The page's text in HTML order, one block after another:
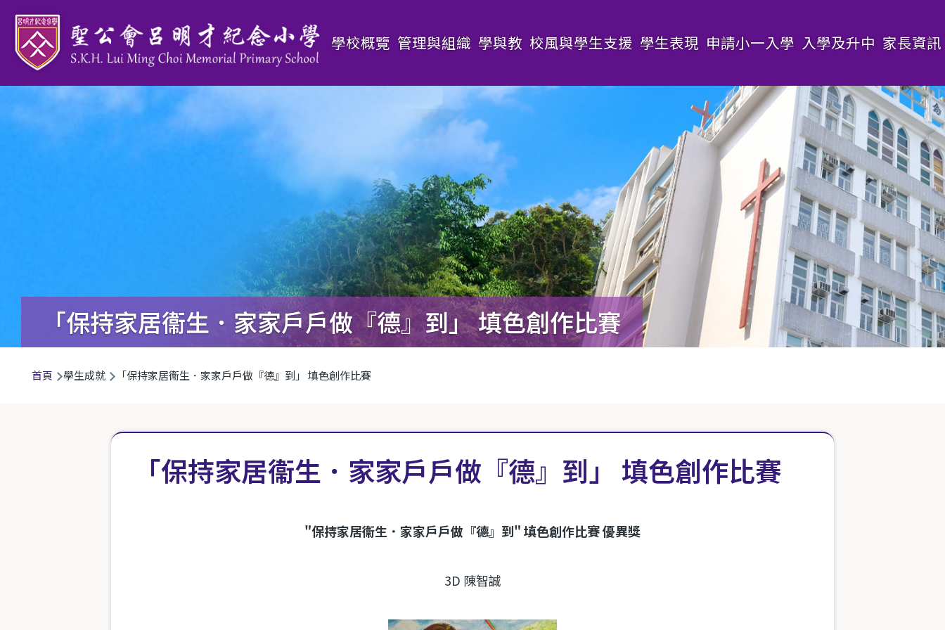
移至主內容 Main
navigation
學校概覽 管理與組織 學與教 校風與學生支援 學生表現 申請小一入學 入學及升中 家長資訊
「保持家居衞生．家家戶戶做『德』到」 填色創作比賽
航
首頁 學生成就 「保持家居衞生．家家戶戶做『德』到」 填色創作比賽
「保持家居衞生．家家戶戶做『德』到」 填色創作比賽
"保持家居衞生．家家戶戶做『德』到" 填色創作比賽 優異獎
3D 陳智誠